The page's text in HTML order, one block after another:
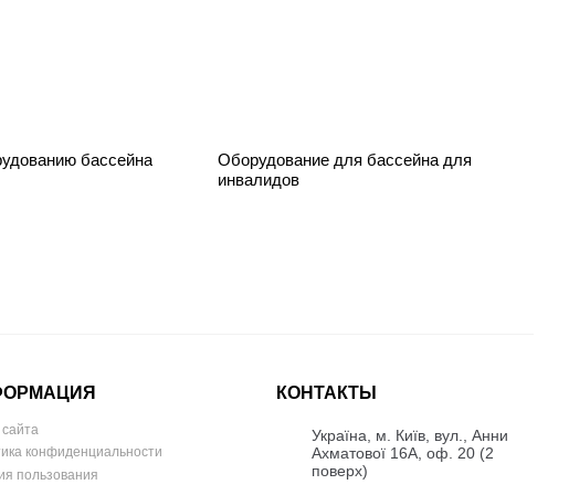
бассейна
Оборудование для бассейна для
инвалидов
конфиденциальности
пользования
КОНТАКТЫ
Українa, м. Київ, вул., Анни
Ахматової 16А, оф. 20 (2
поверх)